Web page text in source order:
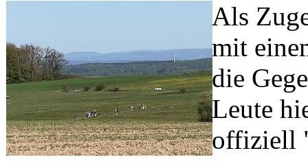
Als
mit
die
Leute
offiziell